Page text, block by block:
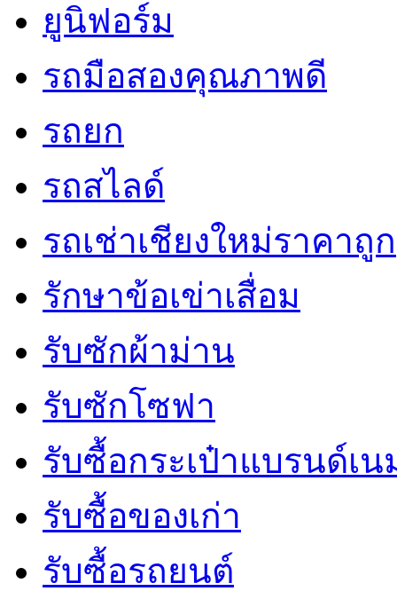
ยูนิฟอร์ม
รถมือสองคุณภาพดี
รถยก
รถสไลด์
รถเช่าเชียงใหม่ราคาถูก
รักษาข้อเข่าเสื่อม
รับซักผ้าม่าน
รับซักโซฟา
รับซื้อกระเป๋าแบรนด์เน
รับซื้อของเก่า
รับซื้อรถยนต์